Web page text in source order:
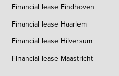
Financial lease Eindhoven
Financial lease Haarlem
Financial lease Hilversum
Financial lease Maastricht